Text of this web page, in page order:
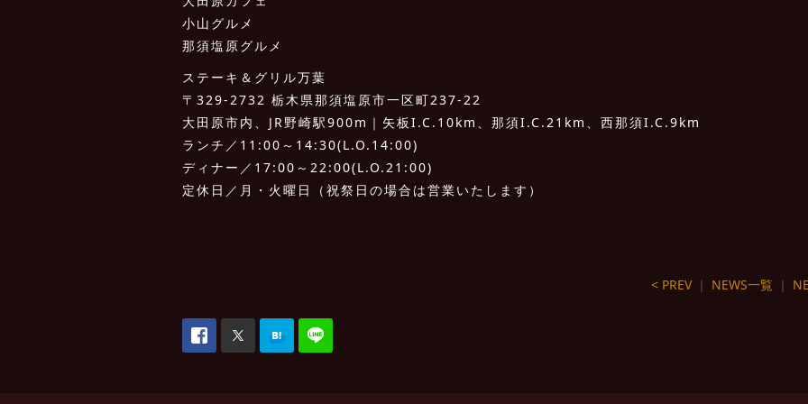
小山グルメ
那須塩原グルメ
ステーキ＆グリル万葉
〒329-2732 栃木県那須塩原市一区町237-22
大田原市内、JR野崎駅900m｜矢板I.C.10km、那須I.C.21km、西那須I.C.9km
ランチ／11:00～14:30(L.O.14:00)
ディナー／17:00～22:00(L.O.21:00)
定休日／月・火曜日（祝祭日の場合は営業いたします）
< PREV｜ NEWS一覧 ｜